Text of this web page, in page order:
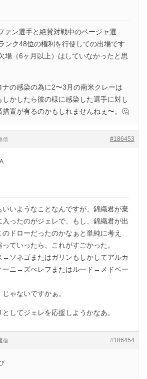
ァン選手と絶賛対戦中のページャ選
ンク48位の権利を行使しての出場です
場（6ヶ月以上）はしていなかったと思
ナの感染の為に2〜3月の南米クレーは
かしたら彼の様に感染した選手に対し
措置が有るのかもしれませんねぇ〜。🤔
#186453
信
いいようなことなんですが、錦織君が棄
ったのがジェレで、もし、錦織君が出
ドローだったのかなぁと単純に考え
ていったら、これがすごかった。
ソネゴまたはガリンもしかしてアルカ
ニ→ズべレフまたはルード→メドベー
じゃないですかぁ。
してジェレを応援しようかなあ。
#186454
信